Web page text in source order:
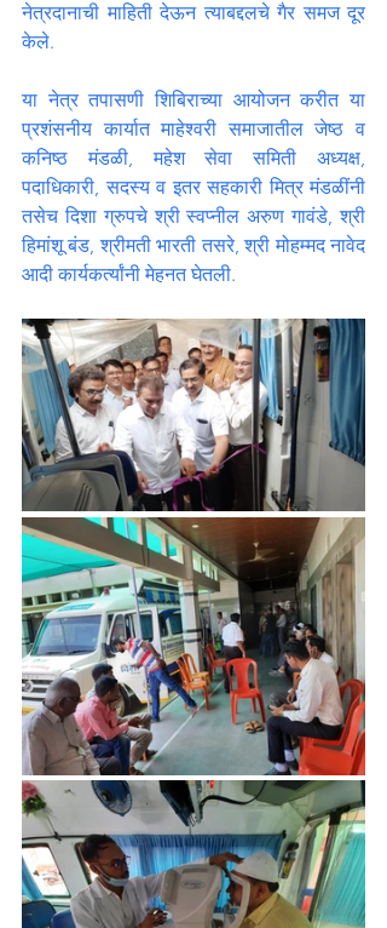
नेत्रदानाची माहिती देऊन त्याबद्दलचे गैर समज दूर
केले.
या नेत्र तपासणी शिबिराच्या आयोजन करीत या
प्रशंसनीय कार्यात माहेश्वरी समाजातील जेष्ठ व
कनिष्ठ मंडळी, महेश सेवा समिती अध्यक्ष,
पदाधिकारी, सदस्य व इतर सहकारी मित्र मंडळींनी
तसेच दिशा ग्रुपचे श्री स्वप्नील अरुण गावंडे, श्री
हिमांशू बंड, श्रीमती भारती तसरे, श्री मोहम्मद नावेद
आदी कार्यकर्त्यांनी मेहनत घेतली.